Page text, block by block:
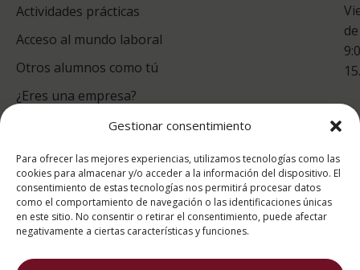
Gestionar consentimiento
Para ofrecer las mejores experiencias, utilizamos tecnologías como las
cookies para almacenar y/o acceder a la información del dispositivo. El
consentimiento de estas tecnologías nos permitirá procesar datos
como el comportamiento de navegación o las identificaciones únicas
en este sitio. No consentir o retirar el consentimiento, puede afectar
negativamente a ciertas características y funciones.
Actividades prácticas
Acceso al mundo laboral
Otros alumnos como tú
¿Eres una empresa?
de
puntuación para ESAH
9.4/10
basado en1331
Valoraciones soportado por
eKomi